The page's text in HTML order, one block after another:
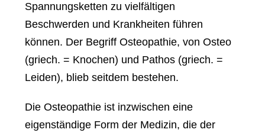
Spannungsketten zu vielfältigen
Beschwerden und Krankheiten führen
können. Der Begriff Osteopathie, von Osteo
(griech. = Knochen) und Pathos (griech. =
Leiden), blieb seitdem bestehen.
Die Osteopathie ist inzwischen eine
eigenständige Form der Medizin, die der